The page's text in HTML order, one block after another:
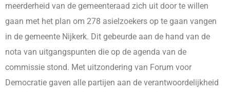
meerderheid van de gemeenteraad zich uit door te willen
gaan met het plan om 278 asielzoekers op te gaan vangen
in de gemeente Nijkerk. Dit gebeurde aan de hand van de
nota van uitgangspunten die op de agenda van de
commissie stond. Met uitzondering van Forum voor
Democratie gaven alle partijen aan de verantwoordelijkheid